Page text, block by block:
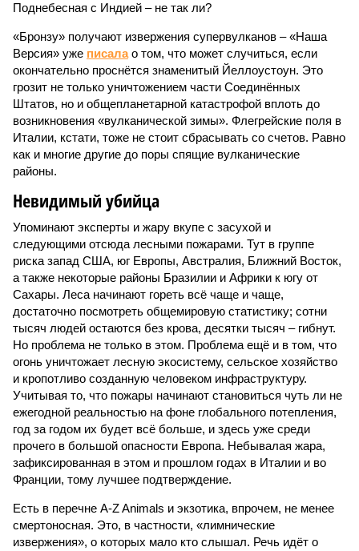
Поднебесная с Индией – не так ли?
«Бронзу» получают извержения супервулканов – «Наша
Версия» уже писалао том, что может случиться, если
окончательно проснётся знаменитый Йеллоустоун. Это
грозит не только уничтожением части Соединённых
Штатов, но и общепланетарной катастрофой вплоть до
возникновения «вулканической зимы». Флегрейские поля в
Италии, кстати, тоже не стоит сбрасывать со счетов. Равно
как и многие другие до поры спящие вулканические
районы.
Невидимый убийца
Упоминают эксперты и жару вкупе с засухой и
следующими отсюда лесными пожарами. Тут в группе
риска запад США, юг Европы, Австралия, Ближний Восток,
а также некоторые районы Бразилии и Африки к югу от
Сахары. Леса начинают гореть всё чаще и чаще,
достаточно посмотреть общемировую статистику; сотни
тысяч людей остаются без крова, десятки тысяч – гибнут.
Но проблема не только в этом. Проблема ещё и в том, что
огонь уничтожает лесную экосистему, сельское хозяйство
и кропотливо созданную человеком инфраструктуру.
Учитывая то, что пожары начинают становиться чуть ли не
ежегодной реальностью на фоне глобального потепления,
год за годом их будет всё больше, и здесь уже среди
прочего в большой опасности Европа. Небывалая жара,
зафиксированная в этом и прошлом годах в Италии и во
Франции, тому лучшее подтверждение.
Есть в перечне A-Z Animals и экзотика, впрочем, не менее
смертоносная. Это, в частности, «лимнические
извержения», о которых мало кто слышал. Речь идёт о